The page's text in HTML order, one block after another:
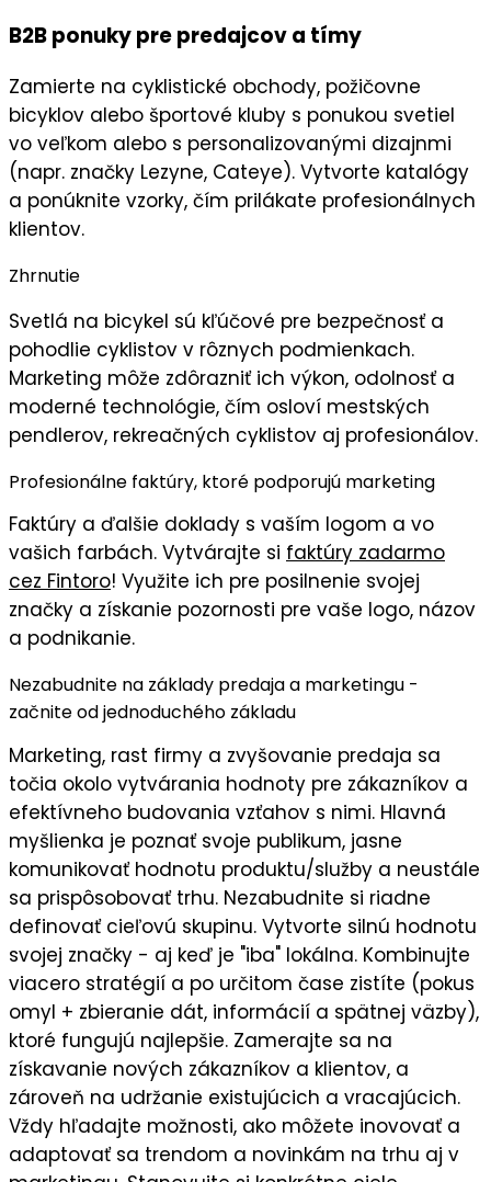
B2B ponuky pre predajcov a tímy
Zamierte na cyklistické obchody, požičovne
bicyklov alebo športové kluby s ponukou svetiel
vo veľkom alebo s personalizovanými dizajnmi
(napr. značky Lezyne, Cateye). Vytvorte katalógy
a ponúknite vzorky, čím prilákate profesionálnych
klientov.
Zhrnutie
Svetlá na bicykel sú kľúčové pre bezpečnosť a
pohodlie cyklistov v rôznych podmienkach.
Marketing môže zdôrazniť ich výkon, odolnosťa
moderné technológie, čím osloví mestských
pendlerov, rekreačných cyklistov aj profesionálov.
Profesionálne faktúry, ktoré podporujú marketing
Faktúry a ďalšie doklady s vaším logom a vo
vašich farbách. Vytvárajte si faktúry zadarmo
cez Fintoro! Využite ich pre posilnenie svojej
značky a získanie pozornosti pre vaše logo, názov
a podnikanie.
Nezabudnite na základy predaja a marketingu -
začnite od jednoduchého základu
Marketing, rast firmy a zvyšovanie predaja sa
točia okolo vytvárania hodnoty pre zákazníkov a
efektívneho budovania vzťahov s nimi. Hlavná
myšlienka je poznať svoje publikum, jasne
komunikovať hodnotu produktu/služby a neustále
sa prispôsobovať trhu. Nezabudnite si riadne
definovať cieľovú skupinu. Vytvorte silnú hodnotu
svojej značky - aj keď je "iba" lokálna. Kombinujte
viacero stratégií a po určitom čase zistíte (pokus
omyl + zbieranie dát, informácií a spätnej väzby),
ktoré fungujú najlepšie. Zamerajte sa na
získavanie nových zákazníkov a klientov, a
zároveň na udržanie existujúcich a vracajúcich.
Vždy hľadajte možnosti, ako môžete inovovať a
adaptovať sa trendom a novinkám na trhu aj v